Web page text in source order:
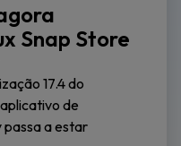
Snap Store
17.4 do
de
a estar